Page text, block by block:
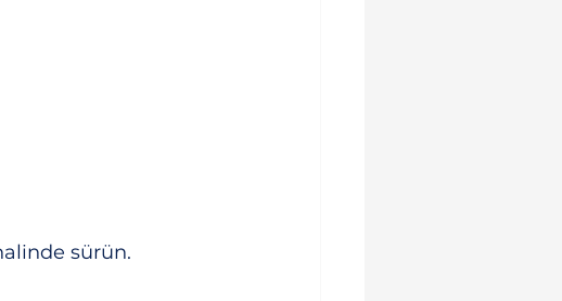
sürün.